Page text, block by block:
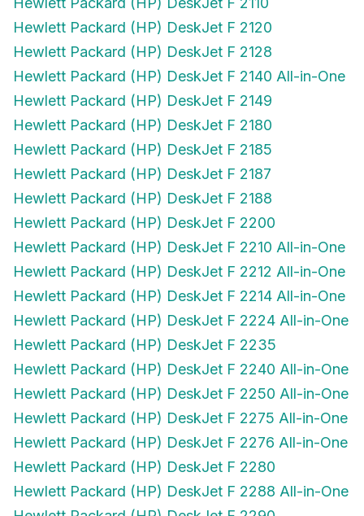
Hewlett Packard (HP) DeskJet F 2120
Hewlett Packard (HP) DeskJet F 2128
Hewlett Packard (HP) DeskJet F 2140 All-in-One
Hewlett Packard (HP) DeskJet F 2149
Hewlett Packard (HP) DeskJet F 2180
Hewlett Packard (HP) DeskJet F 2185
Hewlett Packard (HP) DeskJet F 2187
Hewlett Packard (HP) DeskJet F 2188
Hewlett Packard (HP) DeskJet F 2200
Hewlett Packard (HP) DeskJet F 2210 All-in-One
Hewlett Packard (HP) DeskJet F 2212 All-in-One
Hewlett Packard (HP) DeskJet F 2214 All-in-One
Hewlett Packard (HP) DeskJet F 2224 All-in-One
Hewlett Packard (HP) DeskJet F 2235
Hewlett Packard (HP) DeskJet F 2240 All-in-One
Hewlett Packard (HP) DeskJet F 2250 All-in-One
Hewlett Packard (HP) DeskJet F 2275 All-in-One
Hewlett Packard (HP) DeskJet F 2276 All-in-One
Hewlett Packard (HP) DeskJet F 2280
Hewlett Packard (HP) DeskJet F 2288 All-in-One
Hewlett Packard (HP) DeskJet F 2290